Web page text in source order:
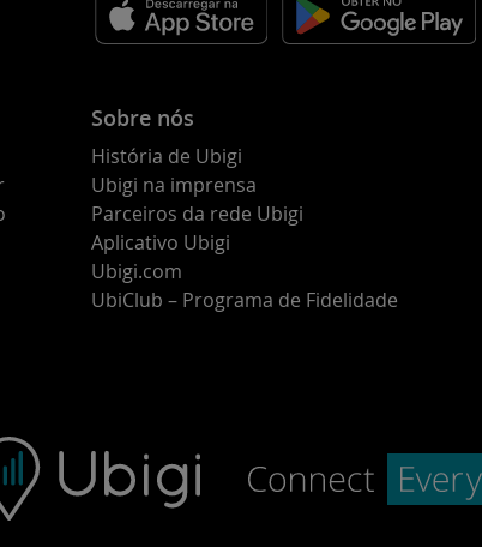
Sobre nós
História de Ubigi
Ubigi na imprensa
Parceiros da rede Ubigi
Aplicativo Ubigi
Ubigi.com
UbiClub – Programa de Fidelidade